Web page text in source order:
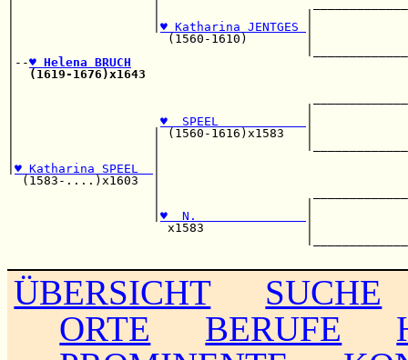
♥ Katharina JENTGES
|                     (1560-1610)        |
|--♥ Helena BRUCH
(1619-1676)x1643
♥  SPEEL
|                   | (1560-1616)x1583   |
♥ Katharina SPEEL
(1583-....)x1603  |
♥  N.
x1583              |
ÜBERSICHT
SUCHE
ORTE
BERUFE